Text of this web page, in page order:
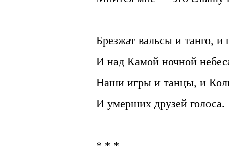
Брезжат вальсы и танго, и
И над Камой ночной
Наши игры и танцы, и
И умерших друзей голоса.
* * *